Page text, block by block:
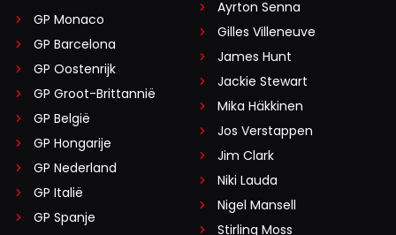
GP Monaco
GP Barcelona
GP Oostenrijk
GP Groot-Brittannië
GP België
GP Hongarije
GP Nederland
GP Italië
GP Spanje
Ayrton Senna
Gilles Villeneuve
James Hunt
Jackie Stewart
Mika Häkkinen
Jos Verstappen
Jim Clark
Niki Lauda
Nigel Mansell
Stirling Moss